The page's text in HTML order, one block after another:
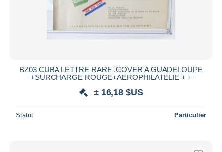
BZ03 CUBA LETTRE RARE .COVER A GUADELOUPE
+SURCHARGE ROUGE+AEROPHILATELIE + +
± 16,18 $US
Statut Particulier